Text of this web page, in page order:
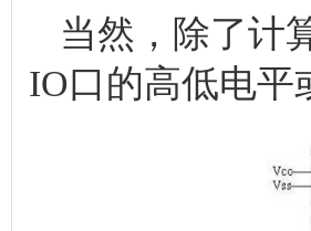
当然，除了计
IO口的高低电平